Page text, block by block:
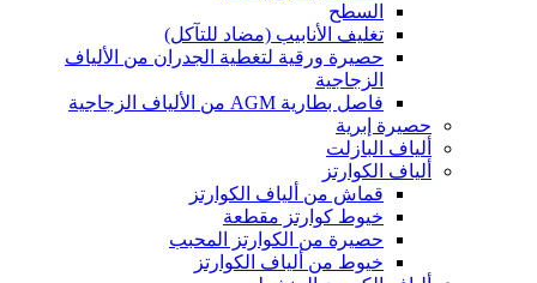
السطح
تغليف الأنابيب (مضاد للتآكل)
حصيرة ورقية لتغطية الجدران من الألياف
الزجاجية
فاصل بطارية AGM من الألياف الزجاجية
حصيرة إبرية
ألياف البازلت
ألياف الكوارتز
قماش من ألياف الكوارتز
خيوط كوارتز مقطعة
حصيرة من الكوارتز المحبب
خيوط من ألياف الكوارتز